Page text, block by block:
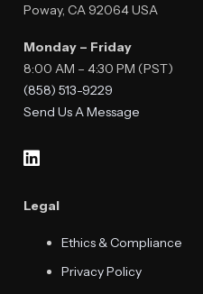
Poway, CA 92064 USA
Monday – Friday
8:00 AM – 4:30 PM (PST)
(858) 513-9229
Send Us A Message
Legal
Ethics & Compliance
Privacy Policy